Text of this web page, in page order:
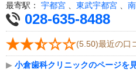
最寄駅： 宇都宮 、 東武宇都宮 、
028-635-8488
(5.50)最近の口
▶ 小倉歯科クリニックのページを